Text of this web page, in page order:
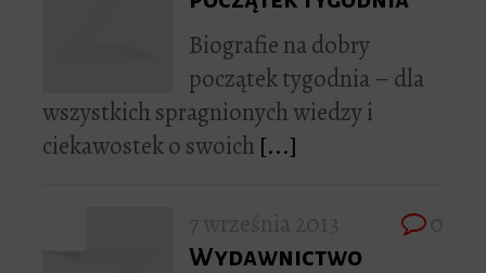
Biografie na dobry
początek tygodnia – dla
wszystkich spragnionych wiedzy i
ciekawostek o swoich [...]
Wydawnictwo